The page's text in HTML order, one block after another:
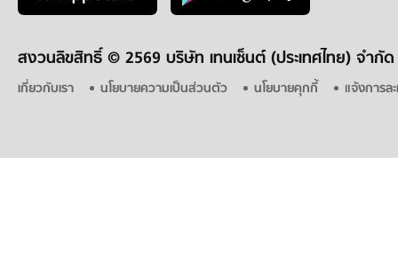
สงวนลิขสิทธิ์ © 2569 บริษัท เทนเซ็นต์ (ประเทศไทย) จำกัด
เกี่ยวกับเรา นโยบายความเป็นส่วนตัว นโยบายคุกกี้ แจ้งการล